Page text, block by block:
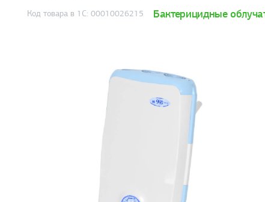
Код товара в 1С: 00010026215 Бактерицидные